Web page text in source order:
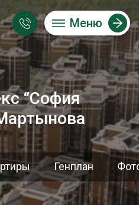
Меню
“София
Генплан